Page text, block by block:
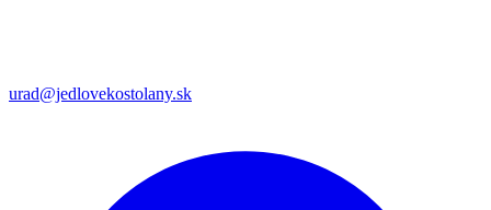
urad@jedlovekostolany.sk